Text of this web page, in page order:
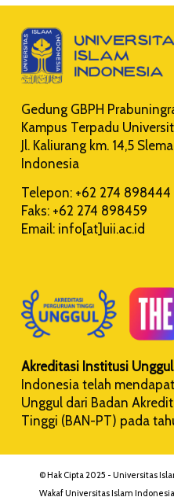
Gedung GBPH
Kampus Terpadu
Jl. Kaliurang km. 14,5
Indonesia
Telepon: +62 274 898444
Faks: +62 274 898459
Email: info[at]uii.ac.id
Akreditasi Institusi Unggul
Indonesia telah
Unggul dari Badan
Tinggi (BAN-PT) pada
© Hak Cipta 2025 - Universitas
Wakaf Universitas Islam Indonesia |